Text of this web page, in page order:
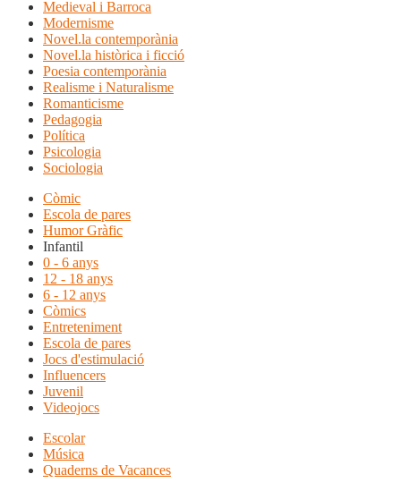
Medieval i Barroca
Modernisme
Novel.la contemporània
Novel.la històrica i ficció
Poesia contemporània
Realisme i Naturalisme
Romanticisme
Pedagogia
Política
Psicologia
Sociologia
Còmic
Escola de pares
Humor Gràfic
Infantil
0 - 6 anys
12 - 18 anys
6 - 12 anys
Còmics
Entreteniment
Escola de pares
Jocs d'estimulació
Influencers
Juvenil
Videojocs
Escolar
Música
Quaderns de Vacances